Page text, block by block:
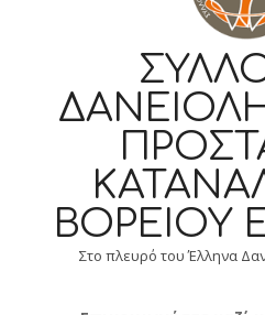
ΒΟΡΕΊΟΥ
Στο πλευρό του Έλληνα